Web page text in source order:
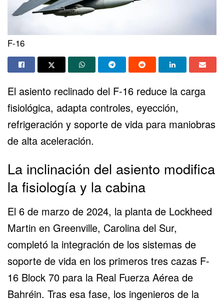
F-16
El asiento reclinado del F-16 reduce la carga
fisiológica, adapta controles, eyección,
refrigeración y soporte de vida para maniobras
de alta aceleración.
La inclinación del asiento modifica
la fisiología y la cabina
El 6 de marzo de 2024, la planta de Lockheed
Martin en Greenville, Carolina del Sur,
completó la integración de los sistemas de
soporte de vida en los primeros tres cazas F-
16 Block 70 para la Real Fuerza Aérea de
Bahréin. Tras esa fase, los ingenieros de la